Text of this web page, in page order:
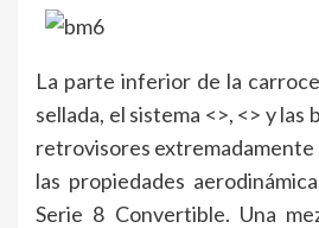
La parte inferior de la
sellada, el sistema <>, <> y las
retrovisores extremadamente
las propiedades
Serie 8 Convertible. Una